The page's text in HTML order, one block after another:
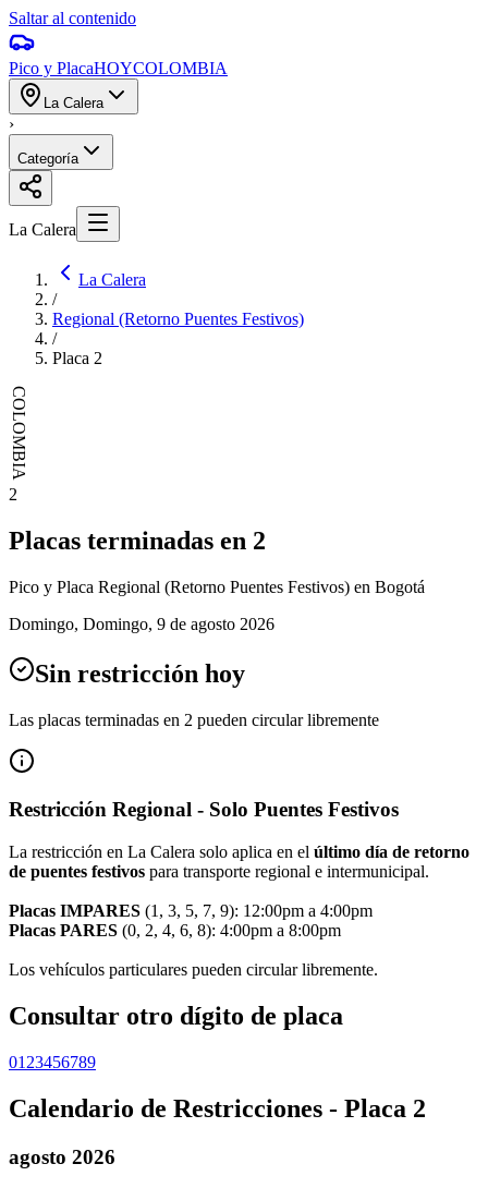
Saltar al contenido
Pico y PlacaHOYCOLOMBIA
La Calera
›
Categoría
La Calera
La Calera
/
Regional (Retorno Puentes Festivos)
/
Placa 2
COLOMBIA
2
Placas terminadas en 2
Pico y Placa Regional (Retorno Puentes Festivos) en Bogotá
Domingo, Domingo, 9 de agosto 2026
Sin restricción hoy
Las placas terminadas en 2 pueden circular libremente
Restricción Regional - Solo Puentes Festivos
La restricción en La Calera solo aplica en el último día de retorno
de puentes festivos para transporte regional e intermunicipal.
Placas IMPARES (1, 3, 5, 7, 9): 12:00pm a 4:00pm
Placas PARES (0, 2, 4, 6, 8): 4:00pm a 8:00pm
Los vehículos particulares pueden circular libremente.
Consultar otro dígito de placa
01 23456789
Calendario de Restricciones - Placa 2
agosto 2026